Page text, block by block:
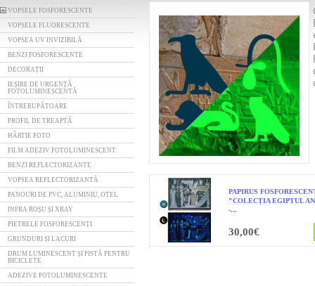
VOPSELE FOSFORESCENTE
VOPSELE FLUORESCENTE
VOPSEA UV INVIZIBILĂ
BENZI FOSFORESCENTE
DECORAȚII
IEȘIRE DE URGENȚĂ
FOTOLUMINESCENTĂ
ÎNTRERUPĂTOARE
PROFIL DE TREAPTĂ
HÂRTIE FOTO
FILM ADEZIV FOTOLUMINESCENT
BENZI REFLECTORIZANTE
VOPSEA REFLECTORIZANTĂ
PANOURI DE PVC, ALUMINIU, OTEL
INFRA ROȘU ȘI XRAY
PIETRELE FOSFORESCENȚI
GRUNDURI ȘI LACURI
DRUM LUMINESCENT ȘI PISTĂ PENTRU
BICICLETE
ADEZIVE FOTOLUMINESCENTE
PAPIRUS
"COLECȚIA EGIPTUL
-...
30,00€